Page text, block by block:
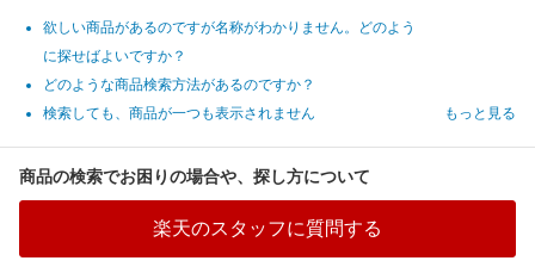
欲しい商品があるのですが名称がわかりません。どのよう
に探せばよいですか？
どのような商品検索方法があるのですか？
検索しても、商品が一つも表示されません
もっと見る
商品の検索でお困りの場合や、探し方について
楽天のスタッフに質問する